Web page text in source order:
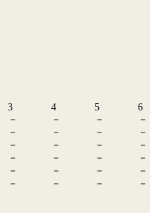
3
－
－
－
－
－
－
4
－
－
－
－
－
－
5
－
－
－
－
－
－
6
－
－
－
－
－
－